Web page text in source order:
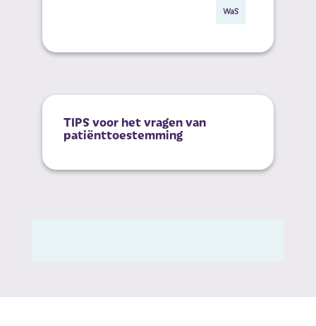
WaS
TIPS voor het vragen van
patiënttoestemming